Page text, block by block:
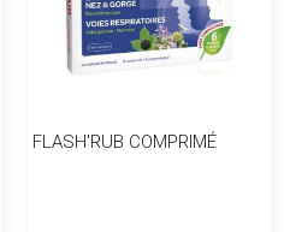
FLASH'RUB COMPRIMÉ